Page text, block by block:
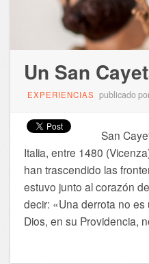
Un San
EXPERIENCIAS publicado
San
Italia, entre 1480
han trascendido las
estuvo junto al corazón
decir: «Una derrota no
Dios, en su Providencia,